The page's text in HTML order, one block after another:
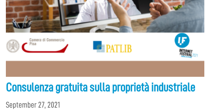
Consulenza gratuita sulla proprietà industriale
September 27, 2021